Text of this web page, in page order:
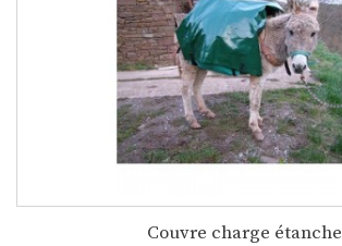
Couvre charge étanche